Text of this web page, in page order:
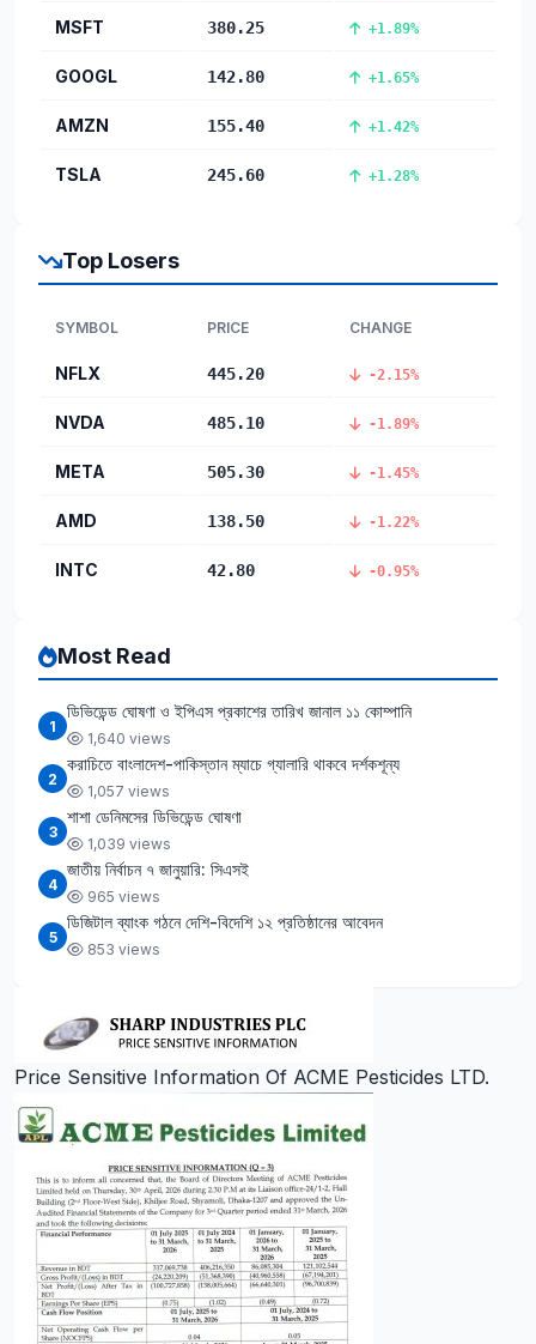
MSFT 380.25 +1.89%
GOOGL 142.80 +1.65%
AMZN 155.40 +1.42%
TSLA 245.60 +1.28%
Top Losers
SYMBOL PRICE CHANGE
NFLX 445.20 -2.15%
NVDA 485.10 -1.89%
META 505.30 -1.45%
AMD 138.50 -1.22%
INTC 42.80 -0.95%
Most Read
1
ডিভিডেন্ড ঘোষণা ও ইপিএস প্রকাশের তারিখ জানাল ১১ কোম্পানি
1,640 views
2
করাচিতে বাংলাদেশ-পাকিস্তান ম্যাচে গ্যালারি থাকবে দর্শকশূন্য
1,057 views
3
শাশা ডেনিমসের ডিভিডেন্ড ঘোষণা
1,039 views
4
জাতীয় নির্বাচন ৭ জানুয়ারি: সিএসই
965 views
5
ডিজিটাল ব্যাংক গঠনে দেশি-বিদেশি ১২ প্রতিষ্ঠানের আবেদন
853 views
Price Sensitive Information Of ACME Pesticides LTD.